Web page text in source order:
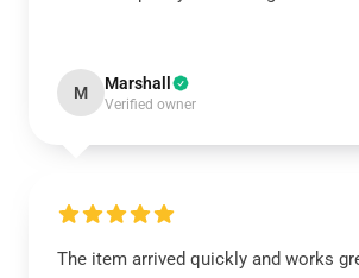
M Marshall
Verified owner
The item arrived quickly and works